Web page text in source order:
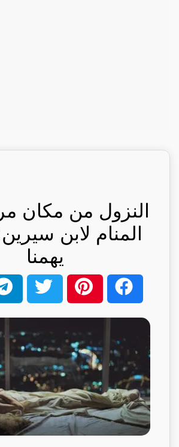
النزول من مكان
المنام لابن
يهمنا